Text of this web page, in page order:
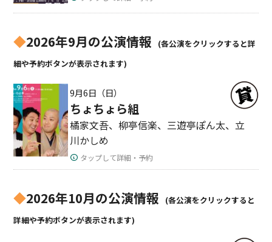
◆2026年9月の公演情報
(各公演をクリックすると詳
細や予約ボタンが表示されます)
9月6日（日）
ちょちょら組
橘家文吾、柳亭信楽、三遊亭ぽん太、立
川かしめ
タップして詳細・予約
◆2026年10月の公演情報
(各公演をクリックすると
詳細や予約ボタンが表示されます)